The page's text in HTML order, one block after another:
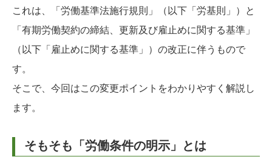
これは、「労働基準法施行規則」（以下「労基則」）と
「有期労働契約の締結、更新及び雇止めに関する基準」
（以下「雇止めに関する基準」）の改正に伴うもので
す。
そこで、今回はこの変更ポイントをわかりやすく解説し
ます。
そもそも「労働条件の明示」とは